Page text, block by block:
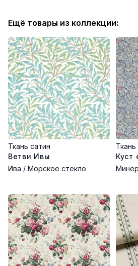
Ещё товары из коллекции:
Ткань сатин
Ветви Ивы
Ива / Морское стекло
Ткань
Куст